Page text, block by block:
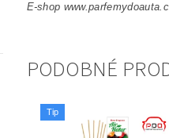
E-shop
PODOBNÉ
Tip